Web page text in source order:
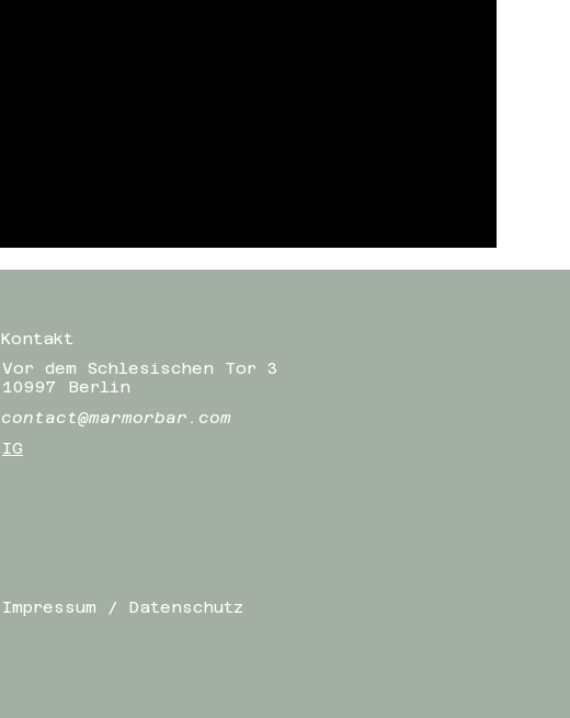
Kontakt
Vor dem Schlesischen Tor 3
10997 Berlin
contact@marmorbar.com
IG
Impressum / Datenschutz